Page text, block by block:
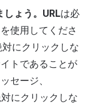
しょう。URLは必
使用してくださ
にクリックしな
トであることが
セージ、
にクリックしな